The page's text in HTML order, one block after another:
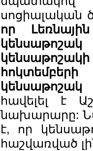
սոցիալական
որ
կենսաթոշակ
հավելել է
նախարարը:
է, որ
հաշվառված